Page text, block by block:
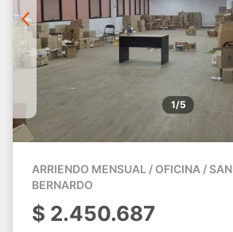
1/5
ARRIENDO MENSUAL / OFICINA / SAN
BERNARDO
$ 2.450.687